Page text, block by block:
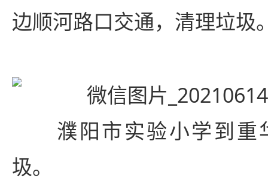
边顺河路口交通，清理垃圾
濮阳市实验小学到重
圾。